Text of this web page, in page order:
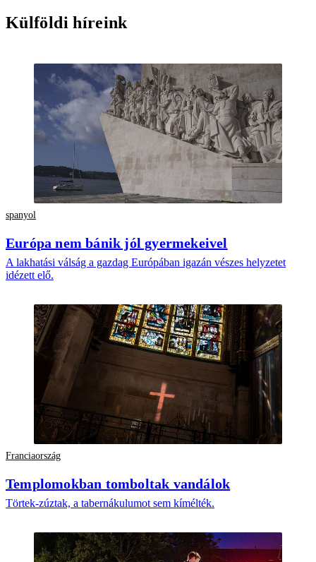
Külföldi híreink
spanyol
Európa nem bánik jól gyermekeivel
A lakhatási válság a gazdag Európában igazán vészes helyzetet
idézett elő.
Franciaország
Templomokban tomboltak vandálok
Törtek-zúztak, a tabernákulumot sem kímélték.